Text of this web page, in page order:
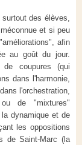
des élèves,
et si peu
afin
au goût du jour.
coupures (qui
dans l'harmonie,
l'orchestration,
de "mixtures"
dynamique et de
les oppositions
de Saint-Marc (la